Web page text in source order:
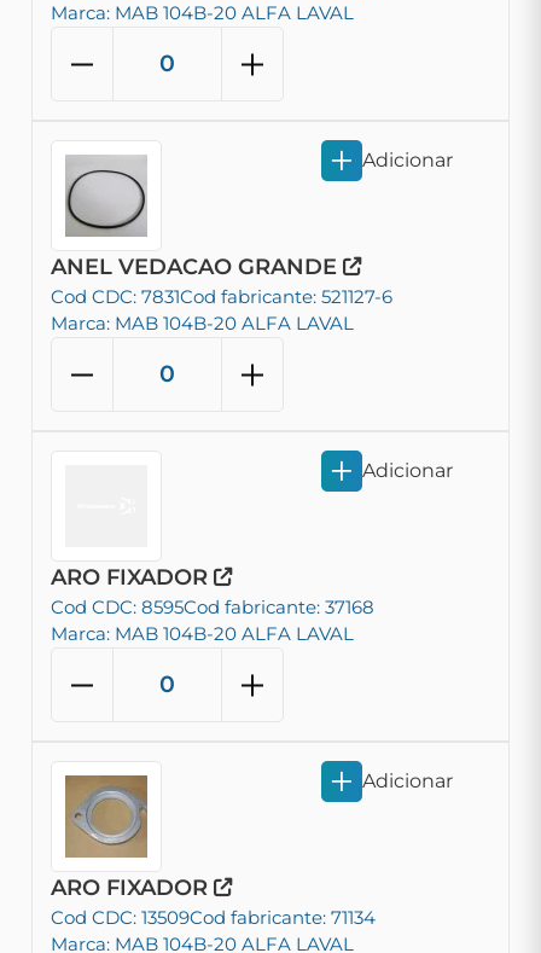
Marca: MAB 104B-20 ALFA LAVAL
ANEL VEDACAO GRANDE
Cod CDC: 7831Cod fabricante: 521127-6
Marca: MAB 104B-20 ALFA LAVAL
Adicionar
ARO FIXADOR
Cod CDC: 8595Cod fabricante: 37168
Marca: MAB 104B-20 ALFA LAVAL
Adicionar
ARO FIXADOR
Cod CDC: 13509Cod fabricante: 71134
Marca: MAB 104B-20 ALFA LAVAL
Adicionar